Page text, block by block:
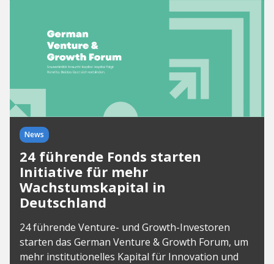
News
24 führende Fonds starten
Initiative für mehr
Wachstumskapital in
Deutschland
24 führende Venture- und Growth-Investoren
starten das German Venture & Growth Forum, um
mehr institutionelles Kapital für Innovation und